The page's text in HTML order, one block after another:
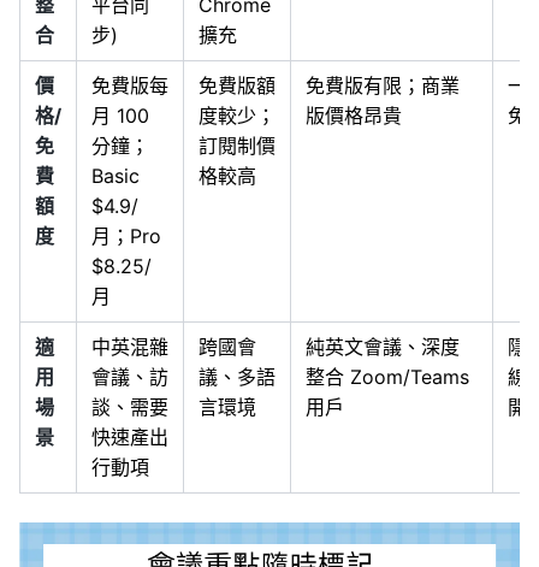
整
合
平台同
步)
Chrome
擴充
價
格/
免
費
額
度
免費版每
月 100
分鐘；
Basic
$4.9/
月；Pro
$8.25/
月
免費版額
度較少；
訂閱制價
格較高
免費版有限；商業
版價格昂貴
一
免
適
用
場
景
中英混雜
會議、訪
談、需要
快速產出
行動項
跨國會
議、多語
言環境
純英文會議、深度
整合 Zoom/Teams
用戶
隱
線
開